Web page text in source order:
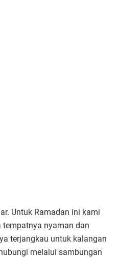
Untuk Ramadan ini kami
tempatnya nyaman dan
terjangkau untuk kalangan
melalui sambungan